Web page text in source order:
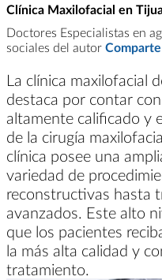
Clínica Maxilofacial en
Doctores Especialistas en
sociales del autor Comparte
La clínica maxilofacial
destaca por contar
altamente calificado y
de la cirugía
clínica posee una
variedad de
reconstructivas hasta
avanzados. Este alto
que los pacientes
la más alta calidad y
tratamiento.